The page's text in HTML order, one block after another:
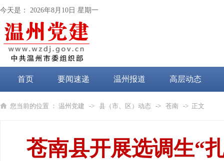
今天是： 2026年8月10日 星期一
首页 要闻速递 温州报道 高层动态
党纪学习教育
您当前的位置 ： 温州党建 -> 县（市、区）动态 -> 苍南 -> 正文
苍南县开展选调生“